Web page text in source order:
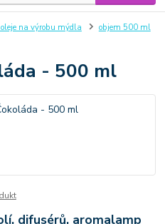
na výrobu mýdla
objem 500 ml
- 500 ml
difusérů, aromalamp